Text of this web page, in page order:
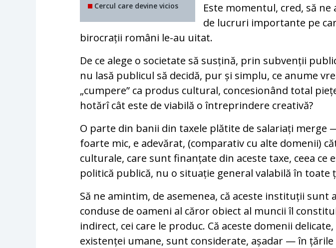
Cercul care devine vicios
Este momentul, cred, să ne
de lucruri importante pe
birocrații români le-au uitat.
De ce alege o societate să susțină, prin subvenții
nu lasă publicul să decidă, pur și simplu, ce anume
„cumpere” ca produs cultural, concesionând total
hotărî cât este de viabilă o întreprindere creativă?
O parte din banii din taxele plătite de salariați
foarte mic, e adevărat, (comparativ cu alte domenii)
culturale, care sunt finanțate din aceste taxe, ceea ce
politică publică, nu o situație general valabilă în toate
Să ne amintim, de asemenea, că aceste instituții sunt
conduse de oameni al căror obiect al muncii îl
indirect, cei care le produc. Că aceste domenii
existenței umane, sunt considerate, așadar — în